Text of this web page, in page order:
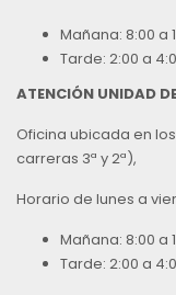
Mañana: 8:00 a
Tarde: 2:00 a
ATENCIÓN UNIDAD
Oficina ubicada en
carreras 3ª y 2ª),
Horario de lunes a
Mañana: 8:00 a
Tarde: 2:00 a